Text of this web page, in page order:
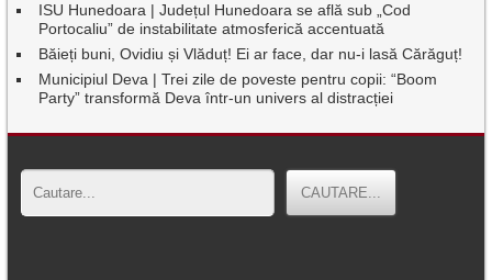
ISU Hunedoara | Județul Hunedoara se află sub „Cod
Portocaliu” de instabilitate atmosferică accentuată
Băieți buni, Ovidiu și Vlăduț! Ei ar face, dar nu-i lasă Cărăguț!
Municipiul Deva | Trei zile de poveste pentru copii: “Boom
Party” transformă Deva într-un univers al distracției